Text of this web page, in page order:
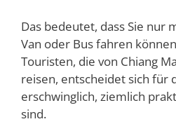
Das bedeutet, dass Sie nur
Van oder Bus fahren
Touristen, die von Chiang
reisen, entscheidet sich für
erschwinglich, ziemlich
sind.